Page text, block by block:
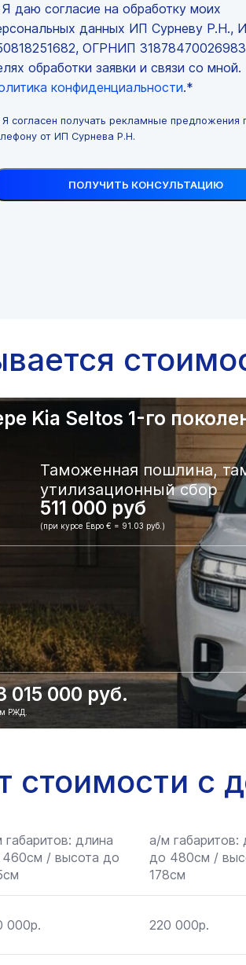
Я даю согласие на обработку моих
данных ИП Сурневу Р.Н.,
ОГРНИП
обработки заявки и связи со мной.
конфиденциальности.*
Я согласен получать рекламные предложения
от ИП Сурнева Р.Н.
Kia Seltos 1-го
Таможенная пошлина,
утилизационный сбор
511 000 руб
(при курсе Евро € = 91.03 руб.)
015 000 руб.
РЖД.
стоимости с
габаритов: длина
/ высота до
а/м габаритов:
до 480см /
178см
000р. 220 000р.